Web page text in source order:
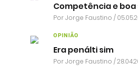
Competência e
PorJorge Faustino /
OPINIÃO
Era penálti sim
PorJorge Faustino /